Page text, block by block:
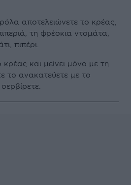
αποτελειώνετε το κρέας,
τη φρέσκια ντομάτα,
πιπέρι.
και μείνει μόνο με τη
το ανακατεύετε με το